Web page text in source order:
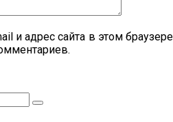
и адрес сайта в этом браузере